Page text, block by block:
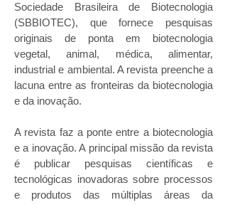
Sociedade Brasileira de Biotecnologia
(SBBIOTEC), que fornece pesquisas
originais de ponta em biotecnologia
vegetal, animal, médica, alimentar,
industrial e ambiental. A revista preenche a
lacuna entre as fronteiras da biotecnologia
e da inovação.
A revista faz a ponte entre a biotecnologia
e a inovação. A principal missão da revista
é publicar pesquisas científicas e
tecnológicas inovadoras sobre processos
e produtos das múltiplas áreas da